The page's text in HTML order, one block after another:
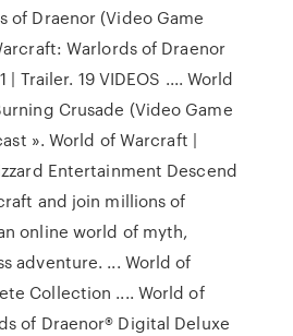
of Draenor (Video Game
Warlords of Draenor
| Trailer. 19 VIDEOS .... World
Crusade (Video Game
». World of Warcraft |
Entertainment Descend
and join millions of
online world of myth,
adventure. ... World of
Collection .... World of
of Draenor® Digital Deluxe